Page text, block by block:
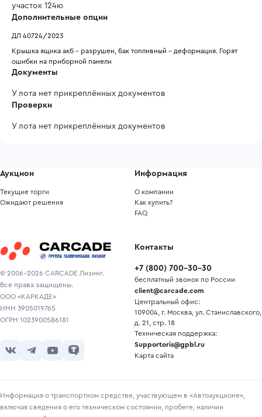
участок 124ю
Дополнительные опции
ДЛ 40724/2023
Крышка ящика акб - разрушен, бак топливный - деформация. Горят
ошибки на приборной панели
Документы
У лота нет прикреплённых документов
Проверки
У лота нет прикреплённых документов
© 2006-2026 CARCADE Лизинг.
Все права защищены.
ООО «КАРКАДЕ»
ИНН 3905019765
ОГРН 1023900586181
Аукцион
Текущие торги
Ожидают решения
Информация
О компании
Как купить?
FAQ
Контакты
+7 (800) 700-30-30
бесплатный звонок по России
client@carcade.com
Центральный офис:
109004, г. Москва, ул. Станиславского,
д. 21, стр. 18
Техническая поддержка:
Supportoris@gpbl.ru
Карта сайта
Информация о транспортном средстве, участвующем в «Автоаукционе»,
включая сведения о его техническом состоянии, пробеге, наличии